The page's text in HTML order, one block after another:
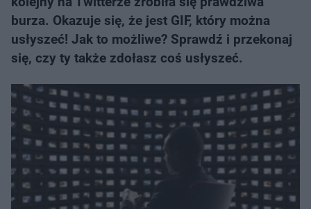
burza. Okazuje się, że jest GIF, który można
usłyszeć! Jak to możliwe? Sprawdź i przekonaj
się, czy ty także zdołasz coś usłyszeć.